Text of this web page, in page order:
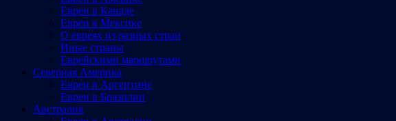
Евреи в Канаде
Евреи в Мексике
О евреях из разных стран
Иные страны
Еврейскими маршрутами
Северная Америка
Евреи в Аргентине
Евреи в Бразилии
Австралия